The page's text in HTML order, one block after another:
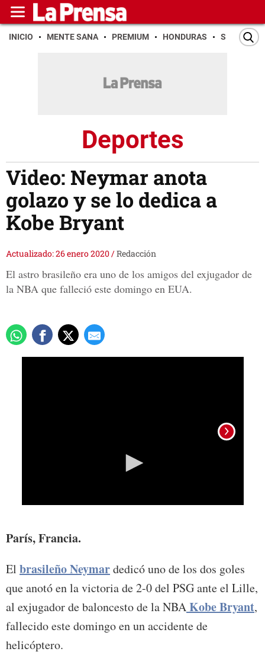
INICIO MENTE SANA PREMIUM HONDURAS SAN PEDRO
Deportes
Video: Neymar anota
golazo y se lo dedica a
Kobe Bryant
Actualizado: 26 enero 2020/Redacción
El astro brasileño era uno de los amigos del exjugador de
la NBA que falleció este domingo en EUA.
París, Francia.
El brasileño Neymardedicó uno de los dos goles
que anotó en la victoria de 2-0 del PSG ante el Lille,
al exjugador de baloncesto de la NBAKobe Bryant,
fallecido este domingo en un accidente de
helicóptero.